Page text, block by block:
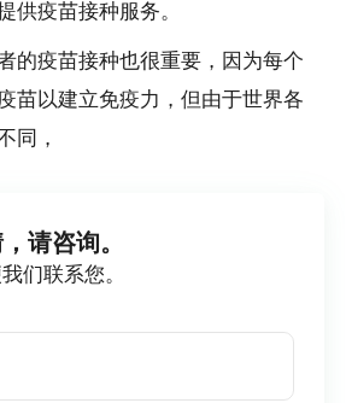
供疫苗接种服务。
的疫苗接种也很重要，因为每个
苗以建立免疫力，但由于世界各
同，
请咨询。
们联系您。